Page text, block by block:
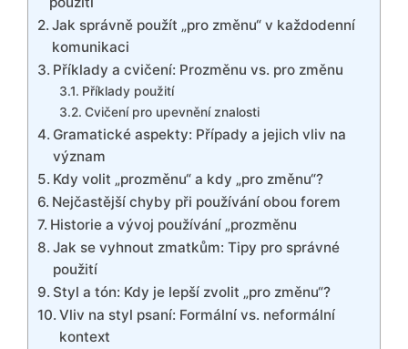
Jak správně použít „pro změnu“ v každodenní
komunikaci
Příklady a cvičení: Prozměnu vs. pro změnu
Příklady použití
Cvičení pro upevnění znalosti
Gramatické aspekty: Případy a jejich vliv na
význam
Kdy volit „prozměnu“ a kdy „pro změnu“?
Nejčastější chyby při používání obou forem
Historie a vývoj používání „prozměnu
Jak se vyhnout zmatkům: Tipy pro správné
použití
Styl a tón: Kdy je lepší zvolit „pro změnu“?
Vliv na styl psaní: Formální vs. neformální
kontext